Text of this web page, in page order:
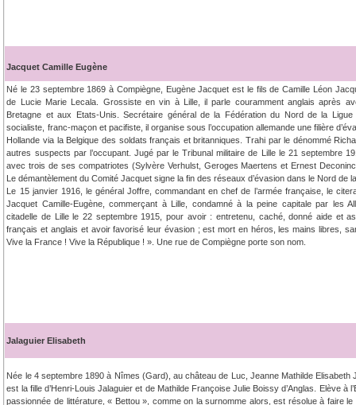
Jacquet Camille Eugène
Né le 23 septembre 1869 à Compiègne, Eugène Jacquet est le fils de Camille Léon
de Lucie Marie Lecala. Grossiste en vin à Lille, il parle couramment anglais après
Bretagne et aux Etats-Unis. Secrétaire général de la Fédération du Nord de la Ligue
socialiste, franc-maçon et pacifiste, il organise sous l’occupation allemande une filière
Hollande via la Belgique des soldats français et britanniques. Trahi par le dénommé
autres suspects par l’occupant. Jugé par le Tribunal militaire de Lille le 21 septembre
avec trois de ses compatriotes (Sylvère Verhulst, Geroges Maertens et Ernest
Le démantèlement du Comité Jacquet signe la fin des réseaux d’évasion dans le Nord de
Le 15 janvier 1916, le général Joffre, commandant en chef de l’armée française, le
Jacquet Camille-Eugène, commerçant à Lille, condamné à la peine capitale par les
citadelle de Lille le 22 septembre 1915, pour avoir : entretenu, caché, donné aide et
français et anglais et avoir favorisé leur évasion ; est mort en héros, les mains libres,
Vive la France ! Vive la République ! ». Une rue de Compiègne porte son nom.
Jalaguier Elisabeth
Née le 4 septembre 1890 à Nîmes (Gard), au château de Luc, Jeanne Mathilde Elisabeth
est la fille d’Henri-Louis Jalaguier et de Mathilde Françoise Julie Boissy d’Anglas. Elève à
passionnée de littérature, « Bettou », comme on la surnomme alors, est résolue à faire